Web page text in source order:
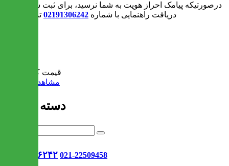
درصورتیکه پیامک احراز هویت به شما نرسید، برای ثبت سفارش و یا
دریافت راهنمایی با شماره 02191306242 تماس بگیرید
قیمت کل:
مشاهده سبد خرید
دسته بندی ها
021-۹۱۳۰۶۲۴۲ 021-22509458